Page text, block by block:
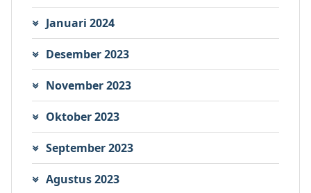
Januari 2024
Desember 2023
November 2023
Oktober 2023
September 2023
Agustus 2023